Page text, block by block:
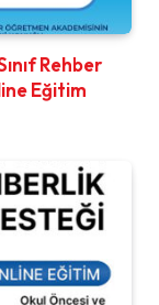
Rehber
Eğitim